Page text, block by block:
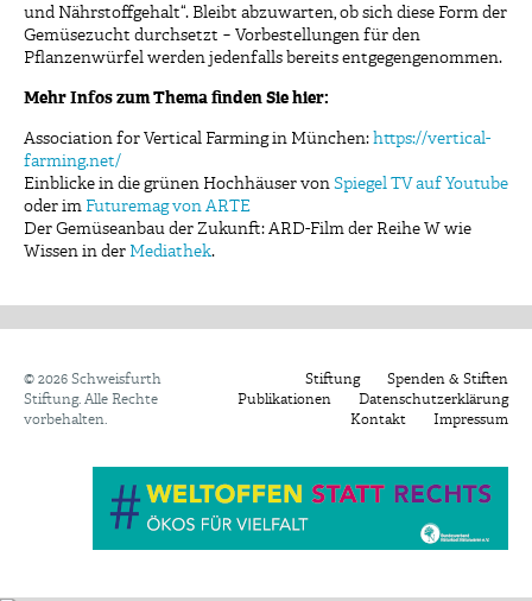
und Nährstoffgehalt“. Bleibt abzuwarten, ob sich diese Form der
Gemüsezucht durchsetzt − Vorbestellungen für den
Pflanzenwürfel werden jedenfalls bereits entgegengenommen.
Mehr Infos zum Thema finden Sie hier:
Association for Vertical Farming in München: https://vertical-
farming.net/
Einblicke in die grünen Hochhäuser von Spiegel TV auf Youtube
oder im Futuremag von ARTE
Der Gemüseanbau der Zukunft: ARD-Film der Reihe W wie
Wissen in der Mediathek.
© 2026 Schweisfurth
Stiftung. Alle Rechte
vorbehalten.
Stiftung
Spenden & Stiften
Publikationen
Datenschutzerklärung
Kontakt
Impressum